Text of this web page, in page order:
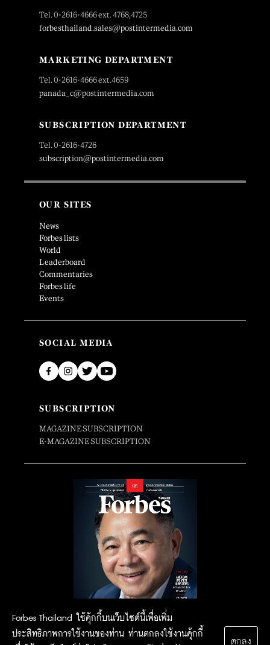
Forbes Thailand ใช้คุ้กกี้บนเว็บไซต์นี้เพื่อเพิ่ม
ประสิทธิภาพการใช้งานของท่าน ท่านตกลงใช้งานคุ้กกี้
ตกลง
Tel. 0-2616-4666 ext. 4768,4725
forbesthailand.sales@postintermedia.com
MARKETING DEPARTMENT
Tel. 0-2616-4666 ext.4659
panada_c@postintermedia.com
SUBSCRIPTION DEPARTMENT
Tel. 0-2616-4726
subscription@postintermedia.com
OUR SITES
News
Forbes lists
World
Leaderboard
Commentaries
Forbes life
Events
SOCIAL MEDIA
SUBSCRIPTION
MAGAZINE SUBSCRIPTION
E-MAGAZINE SUBSCRIPTION